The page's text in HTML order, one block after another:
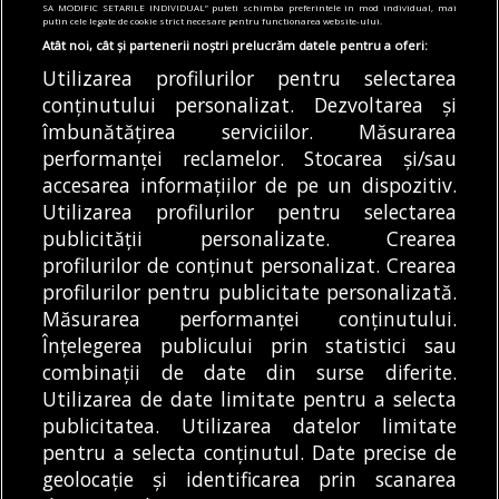
și în iulie. Care este
stadiul viitoarelor stații
de metrou
Metrorex a precizat că
lucrările la Magistrala
6 de metrou au
continuat...
ANDREEA STĂNĂRÎNGĂ
lucrări la rețeaua de
termoficare
Șoferii din București
sunt anunțați că în
zilele ce urmează o
serie...
DEDENIZ GARGULI 07/08/2026
MODIFICĂ SETĂRILE COOKIES
© Copyright 2025 - Buletin de București.
Găzduit dePresslabs.com. Powered by TRS Design.
Despre
Noi
Media
Kit
Politică De
Confidențialitate
Cookie
Policy (EU)
Cookie
Policy
SA MODIFIC SETARILE INDIVIDUAL” puteti schimba preferintele in mod individual, mai
putin cele legate de cookie strict necesare pentru functionarea website-ului.
Atât noi, cât și partenerii noștri prelucrăm datele pentru a oferi:
Utilizarea profilurilor pentru selectarea
conținutului personalizat. Dezvoltarea și
îmbunătățirea serviciilor. Măsurarea
performanței reclamelor. Stocarea și/sau
accesarea informațiilor de pe un dispozitiv.
Utilizarea profilurilor pentru selectarea
publicității personalizate. Crearea
profilurilor de conținut personalizat. Crearea
profilurilor pentru publicitate personalizată.
Măsurarea performanței conținutului.
Înțelegerea publicului prin statistici sau
combinații de date din surse diferite.
Utilizarea de date limitate pentru a selecta
publicitatea. Utilizarea datelor limitate
pentru a selecta conținutul. Date precise de
geolocație și identificarea prin scanarea